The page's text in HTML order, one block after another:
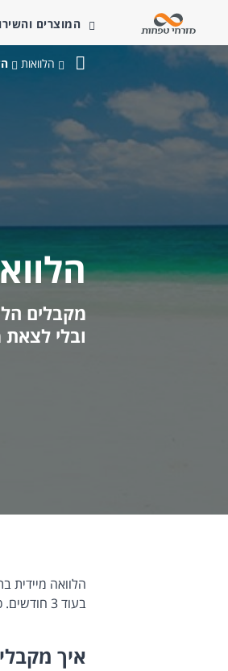
המוצרים
מזרחי-טפחות
הלוואות
ובלי
הלוואה מיידית
בעוד 3 חודשים. כך ניתן ליהנות ולהחזיר בקצב שלך!
איך